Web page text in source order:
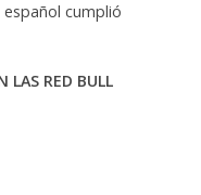
cumplió
LAS RED BULL